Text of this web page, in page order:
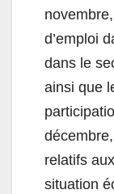
d’emploi
dans le
ainsi que
relatifs
situation